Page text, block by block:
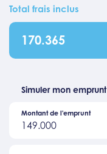
Total frais inclus
170.365
Simuler mon emprunt
149.000
Montant de l'emprunt